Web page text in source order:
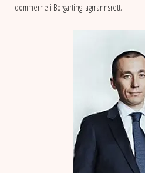
dommerne i Borgarting lagmannsrett.